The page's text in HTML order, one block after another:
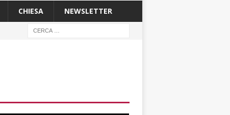
CHIESA NEWSLETTER